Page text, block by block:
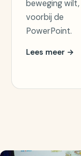
beweging wilt,
voorbij de
PowerPoint.
Lees meer →